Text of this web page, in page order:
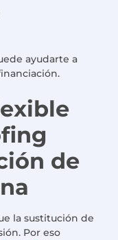
ayudarte a
de
la sustitución de
Por eso